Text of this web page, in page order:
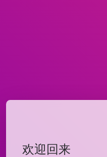
欢迎回来